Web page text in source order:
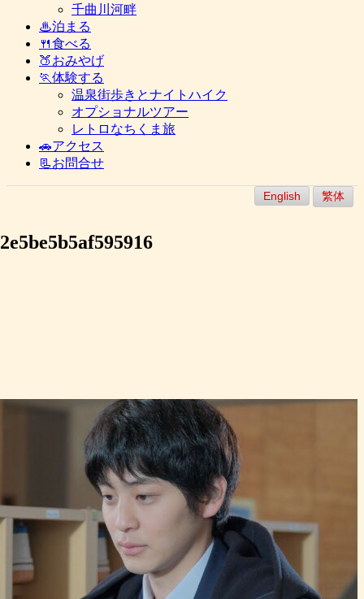
千曲川河畔
♨泊まる
🍴食べる
🍑おみやげ
🏃体験する
温泉街歩きとナイトハイク
オプショナルツアー
レトロなちくま旅
🚗アクセス
📃お問合せ
English 繁体